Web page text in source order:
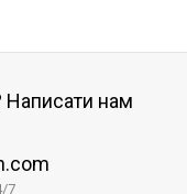
Написати нам
7